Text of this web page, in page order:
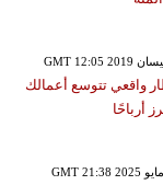
واقعي تتوسع أعمالك
أرباحًا